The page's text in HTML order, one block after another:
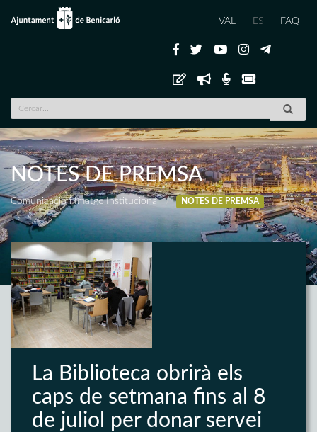
VAL ES FAQ
NOTES DE PREMSA
Comunicació i Imatge Institucional NOTES DE PREMSA
La Biblioteca obrirà els
caps de setmana fins al 8
de juliol per donar servei